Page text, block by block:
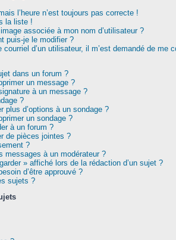
l’heure n’est toujours pas correcte !
la liste !
associée à mon nom d’utilisateur ?
puis-je le modifier ?
d’un utilisateur, il m’est demandé de me
dans un forum ?
un message ?
à un message ?
?
plus d’options à un sondage ?
un sondage ?
à un forum ?
de pièces jointes ?
?
messages à un modérateur ?
» affiché lors de la rédaction d’un sujet ?
d’être approuvé ?
sujets ?